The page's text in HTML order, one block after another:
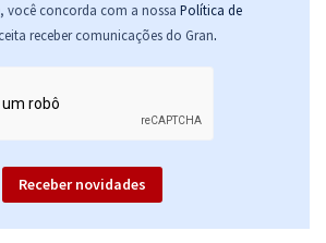
você concorda com a nossa Política de
receber comunicações do Gran.
Receber novidades